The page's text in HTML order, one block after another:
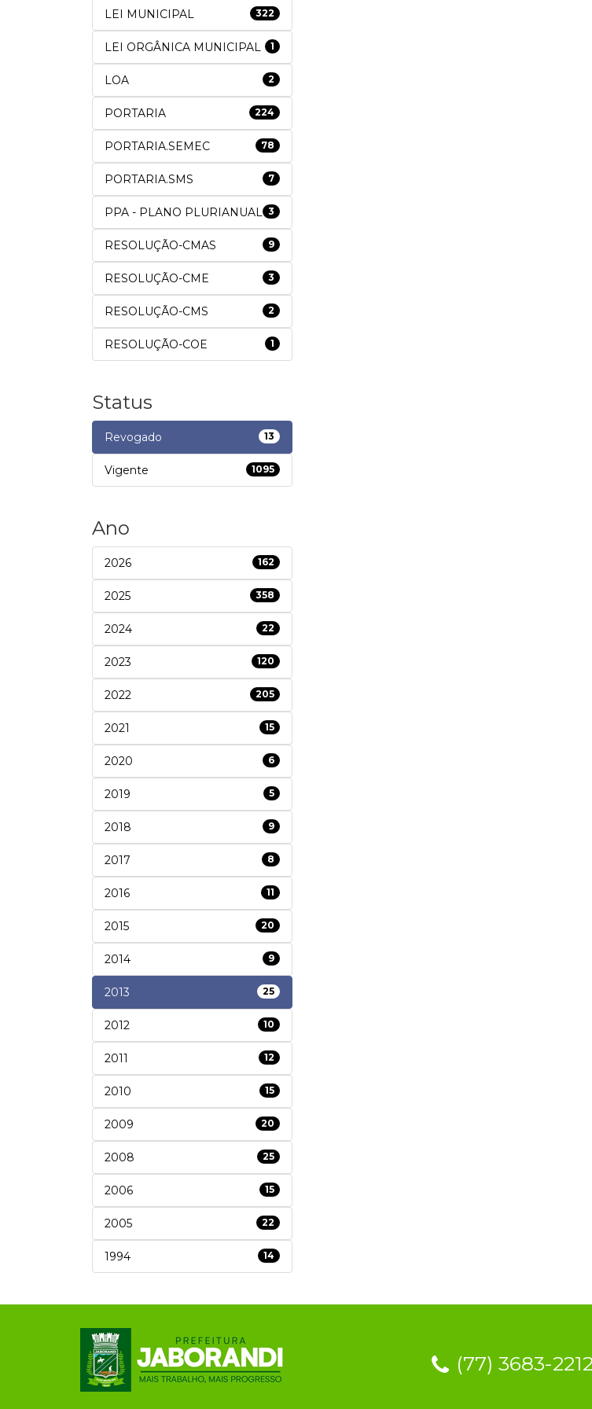
LEI MUNICIPAL 322
LEI ORGÂNICA MUNICIPAL 1
LOA 2
PORTARIA 224
PORTARIA.SEMEC 78
PORTARIA.SMS 7
PPA - PLANO PLURIANUAL 3
RESOLUÇÃO-CMAS 9
RESOLUÇÃO-CME 3
RESOLUÇÃO-CMS 2
RESOLUÇÃO-COE 1
Status
Revogado 13
Vigente 1095
Ano
2026 162
2025 358
2024 22
2023 120
2022 205
2021 15
2020 6
2019 5
2018 9
2017 8
2016 11
2015 20
2014 9
2013 25
2012 10
2011 12
2010 15
2009 20
2008 25
2006 15
2005 22
1994 14
(77) 3683-2212